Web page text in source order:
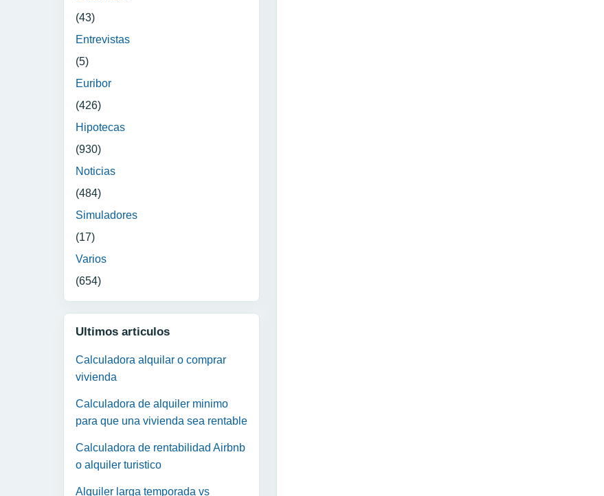
(43)
Entrevistas
(5)
Euribor
(426)
Hipotecas
(930)
Noticias
(484)
Simuladores
(17)
Varios
(654)
Ultimos articulos
Calculadora alquilar o comprar
vivienda
Calculadora de alquiler minimo
para que una vivienda sea rentable
Calculadora de rentabilidad Airbnb
o alquiler turistico
Alquiler larga temporada vs